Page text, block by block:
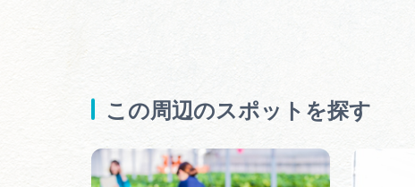
この周辺のスポットを探す